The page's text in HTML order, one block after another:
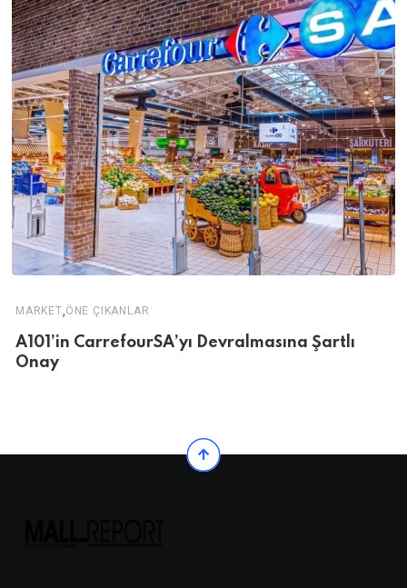
MARKET,ÖNE ÇIKANLAR
A101’in CarrefourSA’yı Devralmasına Şartlı
Onay